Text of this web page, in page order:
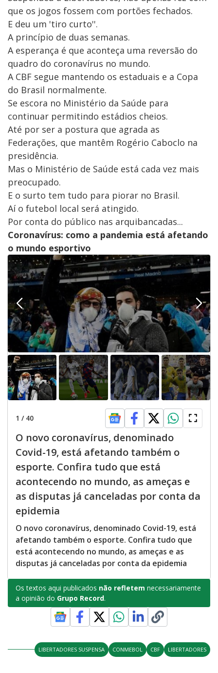
que os jogos fossem com portões fechados.
E deu um 'tiro curto''.
A princípio de duas semanas.
A esperança é que aconteça uma reversão do
quadro do coronavírus no mundo.
A CBF segue mantendo os estaduais e a Copa
do Brasil normalmente.
Se escora no Ministério da Saúde para
continuar permitindo estádios cheios.
Até por ser a postura que agrada as
Federações, que mantêm Rogério Caboclo na
presidência.
Mas o Ministério de Saúde está cada vez mais
preocupado.
E o surto tem tudo para piorar no Brasil.
Aí o futebol local será atingido.
Por conta do público nas arquibancadas...
Coronavírus: como a pandemia está afetando
o mundo esportivo
1 / 40
O novo coronavírus, denominado
Covid-19, está afetando também o
esporte. Confira tudo que está
acontecendo no mundo, as ameças e
as disputas já canceladas por conta da
epidemia
O novo coronavírus, denominado Covid-19, está
afetando também o esporte. Confira tudo que
está acontecendo no mundo, as ameças e as
disputas já canceladas por conta da epidemia
Os textos aqui publicados não refletem necessariamente
a opinião do Grupo Record.
LIBERTADORES SUSPENSA CONMEBOL CBF LIBERTADORES